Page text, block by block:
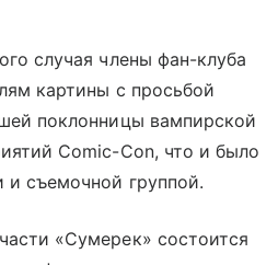
случая члены фан-клуба
картины с просьбой
поклонницы вампирской
Comic-Con, что и было
съемочной группой.
«Сумерек» состоится